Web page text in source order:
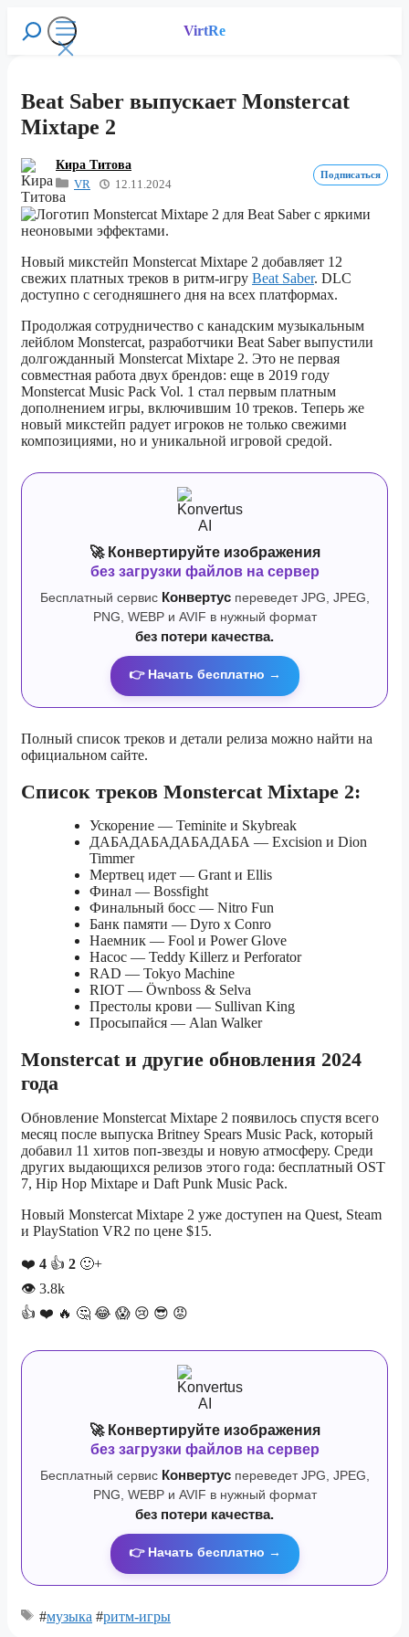
Перейти
содержимому
VirtRe
Меню
Поиск
Beat Saber выпускает Monstercat
Mixtape 2
Кира Титова
VR
12.11.2024
Подписаться
Новый микстейп Monstercat Mixtape 2 добавляет 12
свежих платных треков в ритм-игру Beat Saber. DLC
доступно с сегодняшнего дня на всех платформах.
Продолжая сотрудничество с канадским музыкальным
лейблом Monstercat, разработчики Beat Saber выпустили
долгожданный Monstercat Mixtape 2. Это не первая
совместная работа двух брендов: еще в 2019 году
Monstercat Music Pack Vol. 1 стал первым платным
дополнением игры, включившим 10 треков. Теперь же
новый микстейп радует игроков не только свежими
композициями, но и уникальной игровой средой.
🚀 Конвертируйте изображения
без загрузки файлов на сервер
Бесплатный сервис Конвертуспереведет JPG, JPEG,
PNG, WEBP и AVIF в нужный формат
без потери качества.
👉 Начать бесплатно →
Полный список треков и детали релиза можно найти на
официальном сайте.
Список треков Monstercat Mixtape 2:
Ускорение — Teminite и Skybreak
ДАБАДАБАДАБАДАБА — Excision и Dion
Timmer
Мертвец идет — Grant и Ellis
Финал — Bossfight
Финальный босс — Nitro Fun
Банк памяти — Dyro x Conro
Наемник — Fool и Power Glove
Насос — Teddy Killerz и Perforator
RAD — Tokyo Machine
RIOT — Öwnboss & Selva
Престолы крови — Sullivan King
Просыпайся — Alan Walker
Monstercat и другие обновления 2024
года
Обновление Monstercat Mixtape 2 появилось спустя всего
месяц после выпуска Britney Spears Music Pack, который
добавил 11 хитов поп-звезды и новую атмосферу. Среди
других выдающихся релизов этого года: бесплатный OST
7, Hip Hop Mixtape и Daft Punk Music Pack.
Новый Monstercat Mixtape 2 уже доступен на Quest, Steam
и PlayStation VR2 по цене $15.
❤️ 4 👍 2 🙂+
👁 3.8k
👍 ❤️ 🔥 🤔 😂 😱 😢 😎 😡
🚀 Конвертируйте изображения
без загрузки файлов на сервер
Бесплатный сервис Конвертуспереведет JPG, JPEG,
PNG, WEBP и AVIF в нужный формат
без потери качества.
👉 Начать бесплатно →
#музыка #ритм-игры